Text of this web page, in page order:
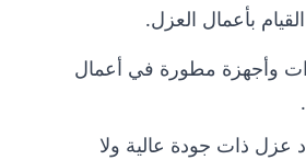
بأعمال العزل.
وأجهزة مطورة في أعمال
عزل ذات جودة عالية ولا